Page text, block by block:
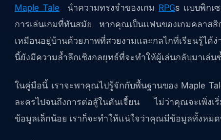
Maple Tale นำความทรงจำของเกม RPGs แบบพิกเ
การเล่นเกมที่ทันสมัย ​​หากคุณเป็นแฟนของเกมคลา
เหมือนอยู่บ้านด้วยภาพที่สวยงามและกลไกที่เรียนรู้ได้ง่
นี้ยังมีความล้ำลึกเชิงกลยุทธ์ที่จะทำให้ผู้เล่นกลับมาเล่น
ในคู่มือนี้ เราจะพาคุณไปรู้จักกับพื้นฐานของ Maple
ละครไปจนถึงการต่อสู้ในดันเจี้ยน ไม่ว่าคุณจะเพิ่งเริ่
ข้อมูลเล็กน้อย เราก็จะทำให้แน่ใจว่าคุณมีข้อมูลทั้งหมด